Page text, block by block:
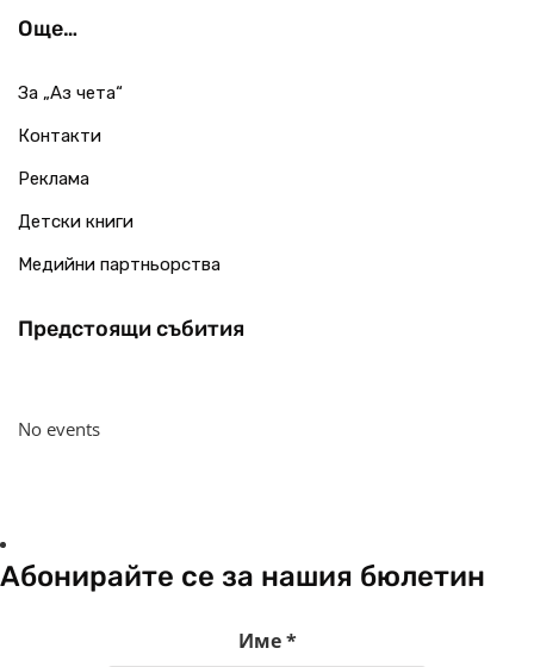
Още…
За „Аз чета“
Контакти
Реклама
Детски книги
Медийни партньорства
Предстоящи събития
No events
Абонирайте се за нашия бюлетин
Име*